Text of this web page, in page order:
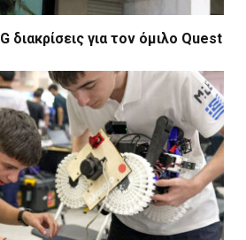
διακρίσεις για τον όμιλο Quest